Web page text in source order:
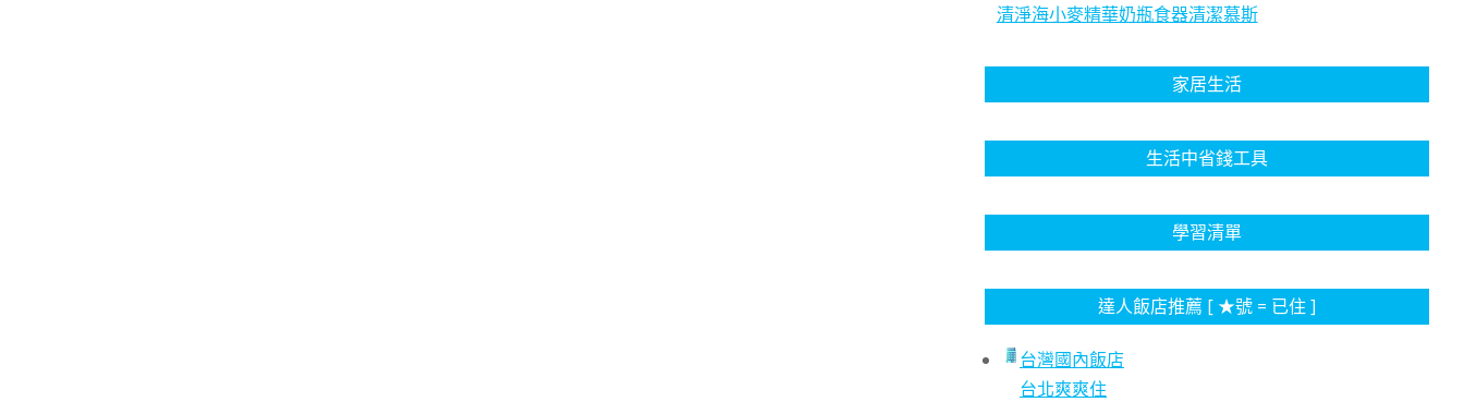
清淨海小麥精華奶瓶食器清潔慕斯
家居生活
生活中省錢工具
學習清單
達人飯店推薦 [ ★號 = 已住 ]
台灣國內飯店
台北爽爽住